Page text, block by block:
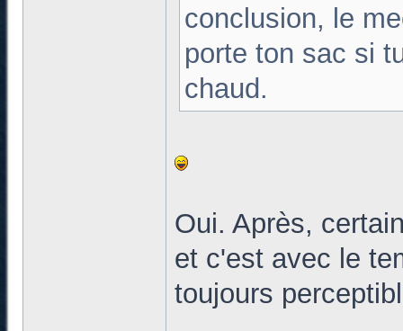
conclusion, le
porte ton sac si
chaud.
Oui. Après,
et c'est avec le
toujours